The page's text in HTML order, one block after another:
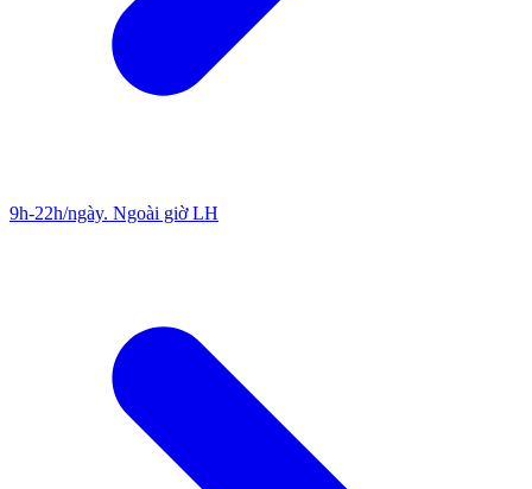
9h-22h/ngày. Ngoài giờ LH